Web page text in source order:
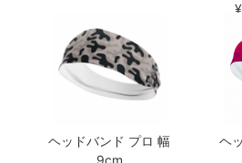
ヘッドバンド プロ 幅
ヘ